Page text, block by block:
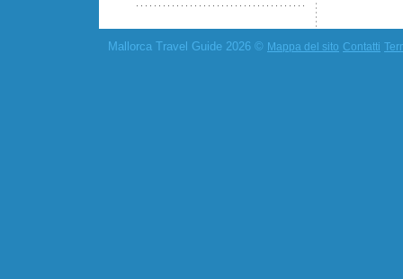
Mallorca Travel Guide 2026 © Mappa del sito Contatti